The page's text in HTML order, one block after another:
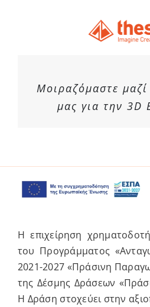
Μοιραζόμαστε
μας για την 3D
Η επιχείρηση
του Προγράμματος
2021-2027 «Πράσινη
της Δέσμης Δράσεων
Η Δράση στοχεύει στην